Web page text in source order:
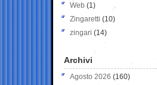
Web (1)
Zingaretti (10)
zingari (14)
Archivi
Agosto 2026 (160)